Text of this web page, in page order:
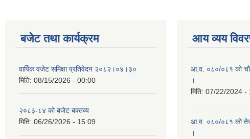
बजेट तथा कार्यक्रम
वार्पिक वजेट समिक्षा प्रतिवेदन २०८२।०४।३०
मिति: 08/15/2026 - 00:00
२०८३-८४ को बजेट बक्तव्य
मिति: 06/26/2026 - 15:09
आय व्यय
आ.व. ०८०/०८१ को
।
मिति: 07/22/2024 -
आ.व. ०८०/०८१ को
।